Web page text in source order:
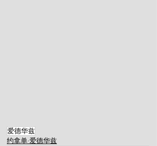
爱德华兹
约拿单·爱德华兹